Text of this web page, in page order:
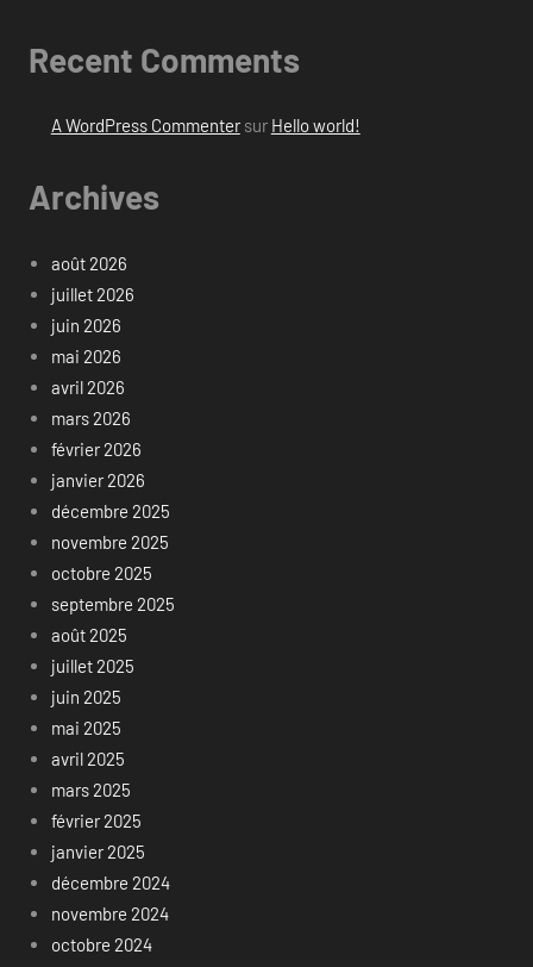
Recent Comments
A WordPress Commentersur Hello world!
Archives
août 2026
juillet 2026
juin 2026
mai 2026
avril 2026
mars 2026
février 2026
janvier 2026
décembre 2025
novembre 2025
octobre 2025
septembre 2025
août 2025
juillet 2025
juin 2025
mai 2025
avril 2025
mars 2025
février 2025
janvier 2025
décembre 2024
novembre 2024
octobre 2024